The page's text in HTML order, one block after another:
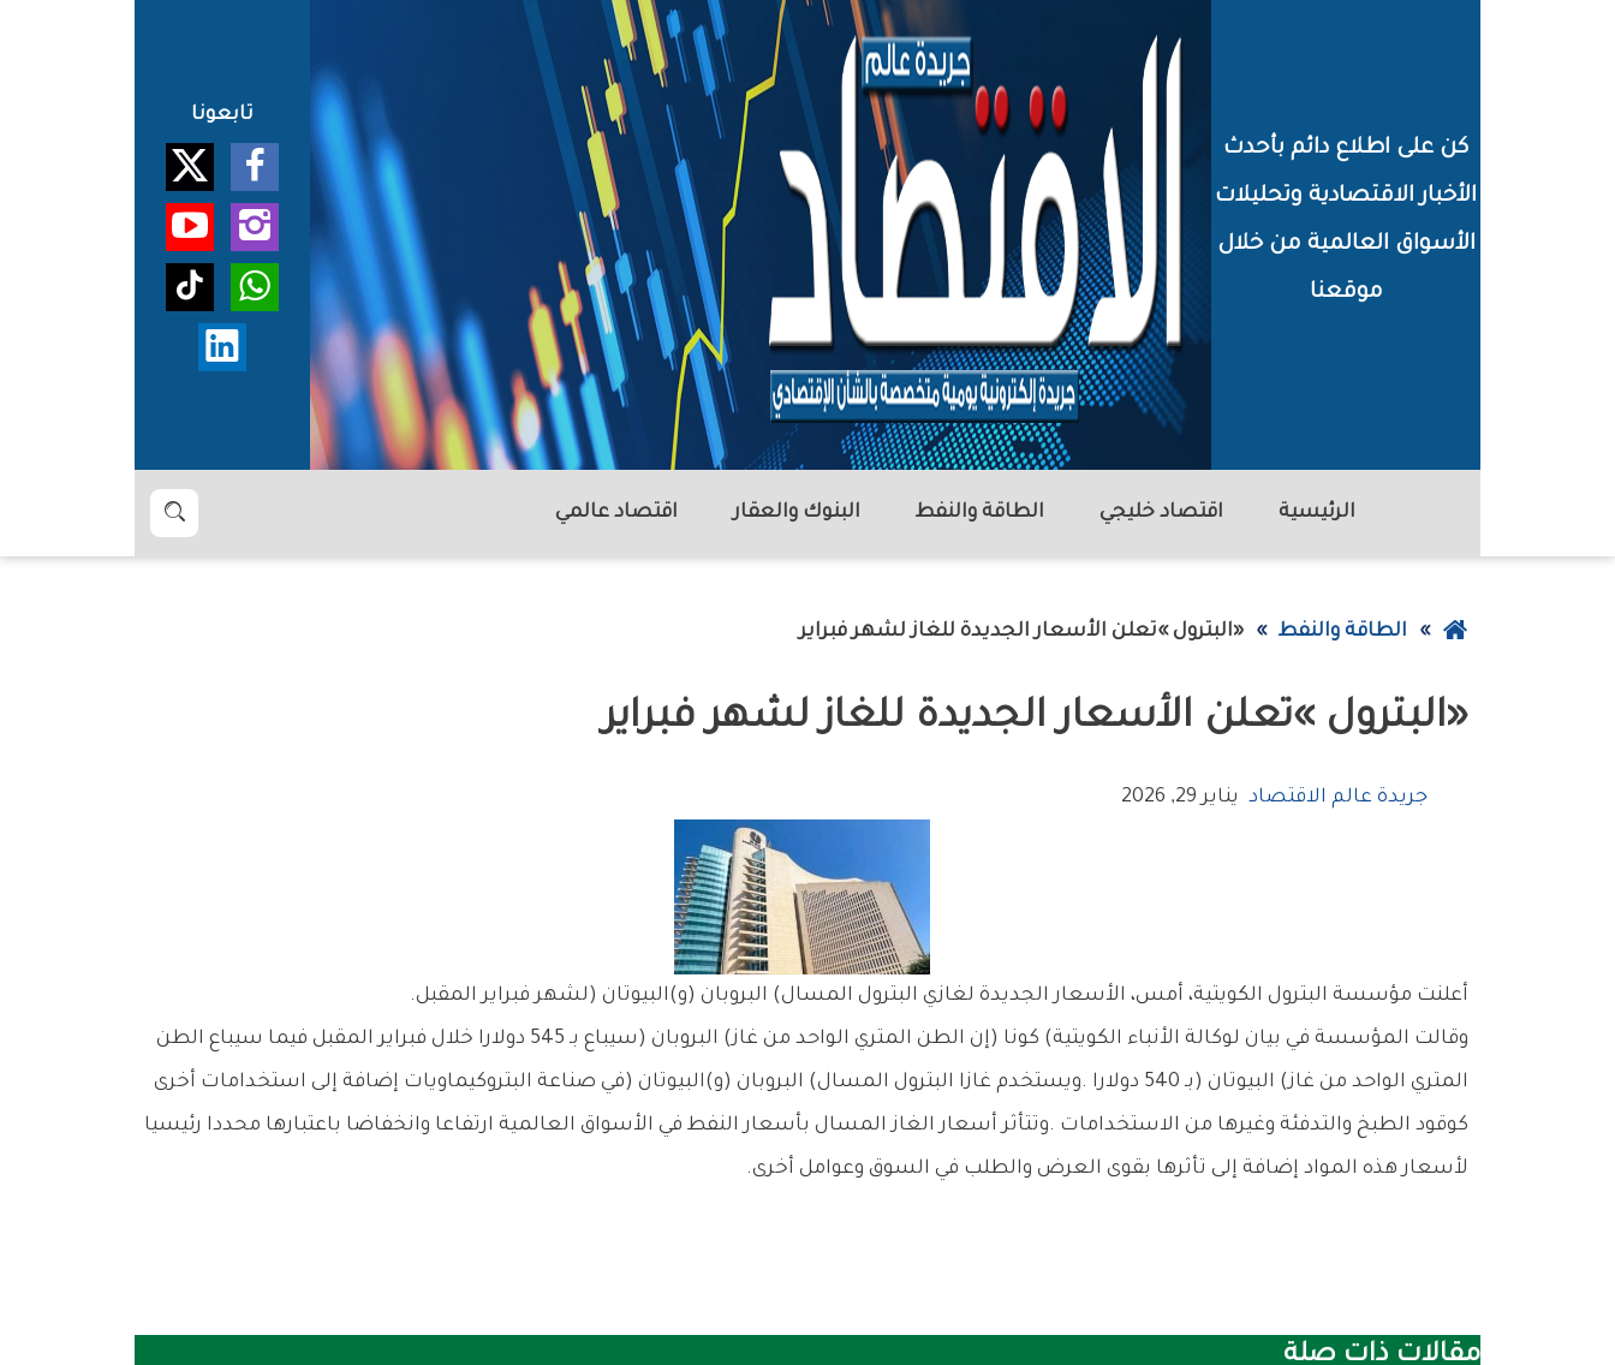
كن على اطلاع دائم بأحدث
الأخبار الاقتصادية وتحليلات
الأسواق العالمية من خلال
موقعنا
تابعونا
الرئيسية اقتصاد خليجي الطاقة والنفط البنوك والعقار اقتصاد عالمي بحث
عودة
الصفحة
الطاقة والنفط ‮«‬البترول‮»‬‭ ‬تعلن‭ ‬الأسعار‭ ‬الجديدة‭ ‬للغاز‭ ‬لشهر‭ ‬فبراير‭ ‬
‮«‬البترول‮»‬‭ ‬تعلن‭ ‬الأسعار‭ ‬الجديدة‭ ‬للغاز‭ ‬لشهر‭ ‬فبراير‭ ‬
جريدة عالم الاقتصاد يناير 29, 2026
أعلنت‭ ‬مؤسسة‭ ‬البترول‭ ‬الكويتية،‭ ‬أمس،‭ ‬الأسعار‭ ‬الجديدة‭ ‬لغازي‭ ‬البترول‭ ‬المسال‭ (‬البروبان‭) ‬و‭(‬البيوتان‭) ‬لشهر‭ ‬فبراير‭ ‬المقبل‭. ‬
‬لأسعار‭ ‬هذه‭ ‬المواد‭ ‬إضافة‭ ‬إلى‭ ‬تأثرها‭ ‬بقوى‭ ‬العرض‭ ‬والطلب‭ ‬في‭ ‬السوق‭ ‬وعوامل‭ ‬أخرى‭.‬
مقالات ذات صلة